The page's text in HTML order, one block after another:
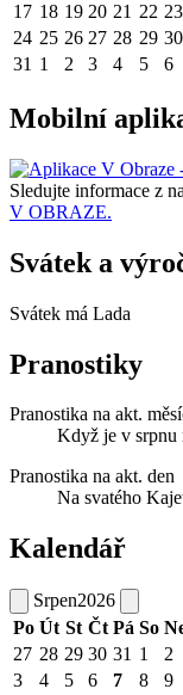
17 18 19 20 21 22 23
24 25 26 27 28 29 30
31 1 2 3 4 5 6
Mobilní
Sledujte informace z
V OBRAZE.
Svátek a
Svátek má Lada
Pranostiky
Pranostika na akt.
Když je v srpnu
Pranostika na akt. den
Na svatého
Kalendář
Srpen2026
Po Út St Čt Pá So
27 28 29 30 31 1
2
3
4 5 6 7 8
9